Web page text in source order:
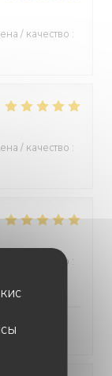
/ качество :
/ качество :
Цена / качество :